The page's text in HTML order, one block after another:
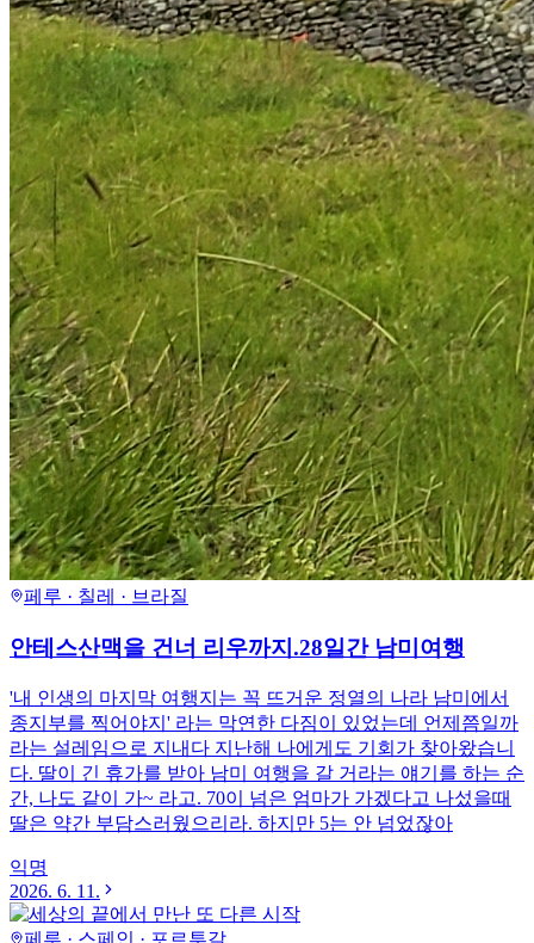
페루 · 칠레 · 브라질
안테스산맥을 건너 리우까지.28일간 남미여행
'내 인생의 마지막 여행지는 꼭 뜨거운 정열의 나라 남미에서
종지부를 찍어야지' 라는 막연한 다짐이 있었는데 언제쯤일까
라는 설레임으로 지내다 지난해 나에게도 기회가 찾아왔습니
다. 딸이 긴 휴가를 받아 남미 여행을 갈 거라는 얘기를 하는 순
간, 나도 같이 가~ 라고. 70이 넘은 엄마가 가겠다고 나섰을때
딸은 약간 부담스러웠으리라. 하지만 5는 안 넘었잖아
익명
2026. 6. 11.
페루 · 스페인 · 포르투갈